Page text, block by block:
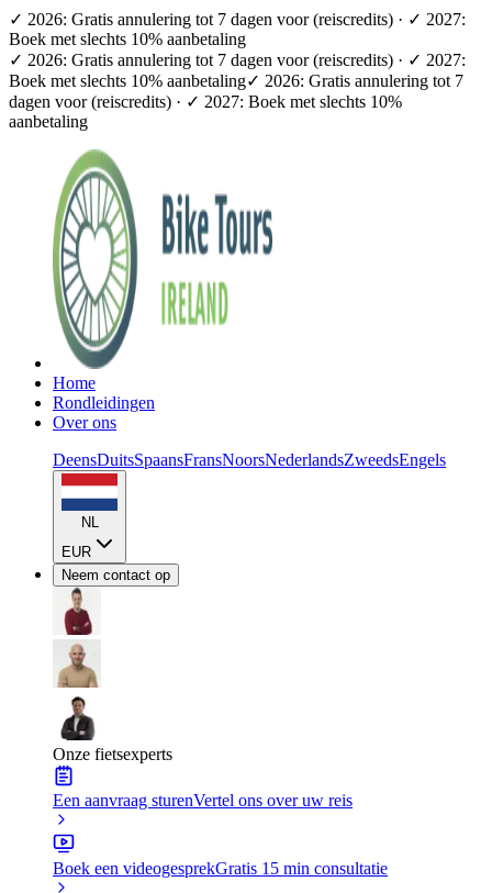
✓ 2026: Gratis annulering tot 7 dagen voor (reiscredits) · ✓ 2027:
Boek met slechts 10% aanbetaling
✓ 2026: Gratis annulering tot 7 dagen voor (reiscredits) · ✓ 2027:
Boek met slechts 10% aanbetaling✓ 2026: Gratis annulering tot 7
dagen voor (reiscredits) · ✓ 2027: Boek met slechts 10%
aanbetaling
Home
Rondleidingen
Over ons
DeensDuitsSpaansFransNoorsNederlandsZweedsEngels
NL
EUR
Neem contact op
Onze fietsexperts
Een aanvraag sturenVertel ons over uw reis
Boek een videogesprekGratis 15 min consultatie